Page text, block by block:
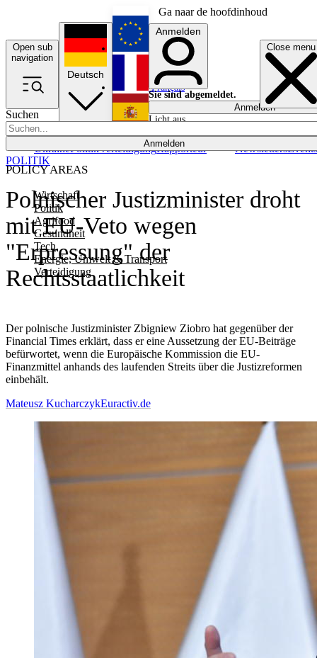
Ga naar de hoofdinhoud
Open sub
navigation
Close menu
Suchen
Anmelden
POLICY AREAS
Wirtschaft
Politik
Agrifood
Gesundheit
Tech
Energie, Umwelt & Transport
Verteidigung
UkrainePolitikVerteidigungRapporteur NewslettersEvents
Deutsch
English
Français
Anmelden
Sie sind abgemeldet.
Anmelden
Licht aus
Polnischer Justizminister droht
mit EU-Veto wegen
"Erpressung" der
Rechtsstaatlichkeit
Der polnische Justizminister Zbigniew Ziobro hat gegenüber der
Financial Times erklärt, dass er eine Aussetzung der EU-Beiträge
befürwortet, wenn die Europäische Kommission die EU-
Finanzmittel anhands des laufenden Streits über die Justizreformen
einbehält.
POLITIK
Mateusz KucharczykEuractiv.de